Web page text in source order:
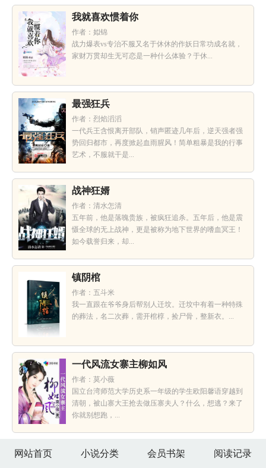
我就喜欢惯着你
作者：姒锦
战力爆表vs专治不服又名于休休的作妖日常功成名就，
家财万贯却生无可恋是一种什么体验？于休...
最强狂兵
作者：烈焰滔滔
一代兵王含恨离开部队，销声匿迹几年后，逆天强者强
势回归都市，再度掀起血雨腥风！简单粗暴是我的行事
艺术，不服就干是...
战神狂婿
作者：清水怎清
五年前，他是落魄贵族，被疯狂追杀。五年后，他是震
慑全球的无上战神，更是被称为地下世界的嗜血冥王！
如今载誉归来，却...
镇阴棺
作者：五斗米
我一直跟在爷爷身后帮别人迁坟。迁坟中有着一种特殊
的葬法，名二次葬，需开棺椁，捡尸骨，整新衣。...
一代风流女寨主柳如风
作者：莫小薇
国立台湾师范大学历史系一年级的学生欧阳馨语穿越到
清朝，被山寨大王抢去做压寨夫人？什么，想逃？来了
你就别想跑，...
网站首页 小说分类 会员书架 阅读记录